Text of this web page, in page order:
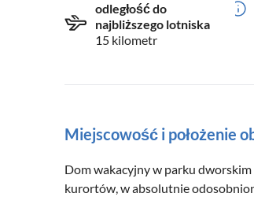
odległość do
najbliższego lotniska
15 kilometr
Miejscowość i położenie
Dom wakacyjny w parku
kurortów, w absolutnie